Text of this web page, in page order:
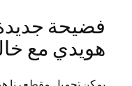
فضيحة جديدة
هويدي مع